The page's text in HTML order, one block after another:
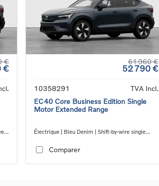
€
€
61 960 €
52 790 €
10358291
TVA Incl.
EC40 Core Business Edition Single
Motor Extended Range
Électrique | Bleu Denim | Shift-by-wire single
Comparer